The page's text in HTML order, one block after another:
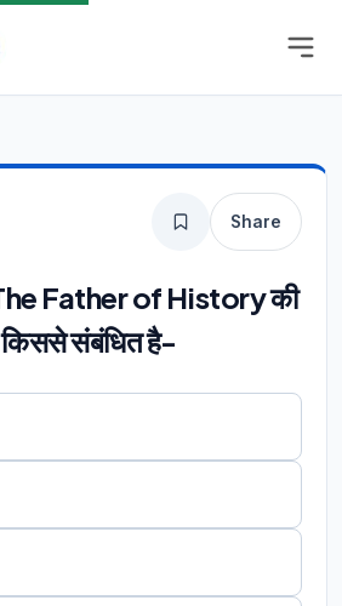
Share
The Father of History की
किससे संबंधित है-